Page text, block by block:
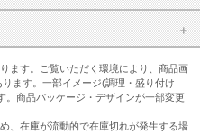
ます。ご覧いただく環境により、商品画
ます。一部イメージ(調理・盛り付け
商品パッケージ・デザインが一部変更
、在庫が流動的で在庫切れが発生する場